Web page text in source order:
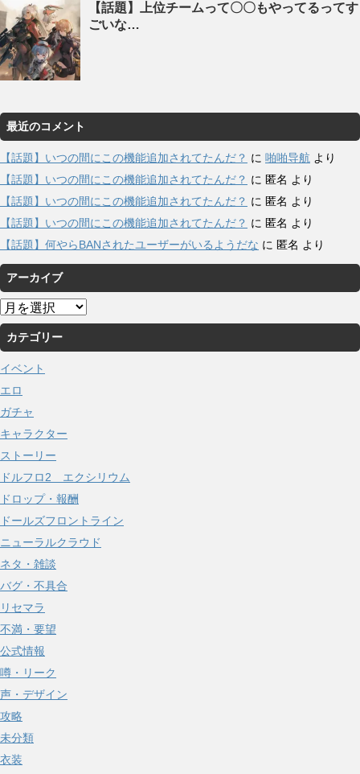
【話題】上位チームって〇〇もやってるってす
ごいな…
最近のコメント
【話題】いつの間にこの機能追加されてたんだ？ に 啪啪导航 より
【話題】いつの間にこの機能追加されてたんだ？ に 匿名 より
【話題】いつの間にこの機能追加されてたんだ？ に 匿名 より
【話題】いつの間にこの機能追加されてたんだ？ に 匿名 より
【話題】何やらBANされたユーザーがいるようだな に 匿名 より
アーカイブ
ア
ー
カ
イ
ブ
カテゴリー
イベント
エロ
ガチャ
キャラクター
ストーリー
ドルフロ2 エクシリウム
ドロップ・報酬
ドールズフロントライン
ニューラルクラウド
ネタ・雑談
バグ・不具合
リセマラ
不満・要望
公式情報
噂・リーク
声・デザイン
攻略
未分類
衣装